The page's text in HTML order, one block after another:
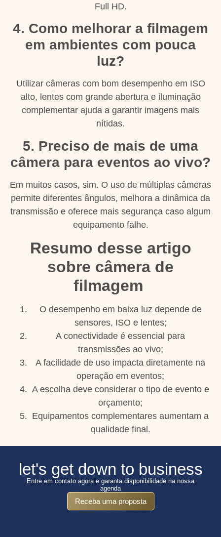
Full HD.
4. Como melhorar a filmagem
em ambientes com pouca
luz?
Utilizar câmeras com bom desempenho em ISO
alto, lentes com grande abertura e iluminação
complementar ajuda a garantir imagens mais
nítidas.
5. Preciso de mais de uma
câmera para eventos ao vivo?
Em muitos casos, sim. O uso de múltiplas câmeras
permite diferentes ângulos, melhora a dinâmica da
transmissão e oferece mais segurança caso algum
equipamento falhe.
Resumo desse artigo
sobre câmera de
filmagem
O desempenho em baixa luz depende de
sensores, ISO e lentes;
A conectividade é essencial para
transmissões ao vivo;
A facilidade de uso impacta diretamente na
operação em eventos;
A escolha deve considerar o tipo de evento e
orçamento;
Equipamentos complementares aumentam a
qualidade final.
let's get down to business
Entre em contato agora e garanta disponibilidade na nossa
agenda
Receba uma proposta